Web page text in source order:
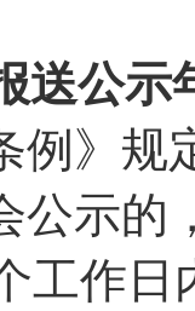
送公
例》规
公示的
工作